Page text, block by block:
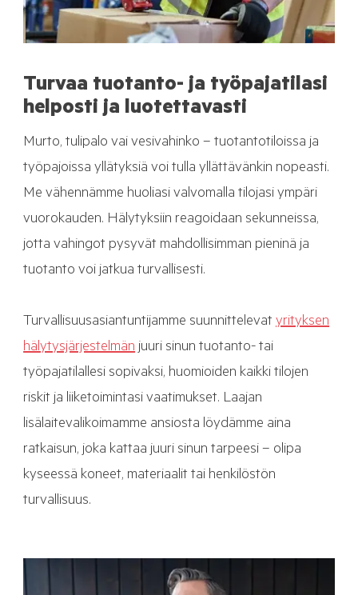
Turvaa tuotanto- ja työpajatilasi
helposti ja luotettavasti
Murto, tulipalo vai vesivahinko – tuotantotiloissa ja
työpajoissa yllätyksiä voi tulla yllättävänkin nopeasti.
Me vähennämme huoliasi valvomalla tilojasi ympäri
vuorokauden. Hälytyksiin reagoidaan sekunneissa,
jotta vahingot pysyvät mahdollisimman pieninä ja
tuotanto voi jatkua turvallisesti.
Turvallisuusasiantuntijamme suunnittelevatyrityksen
hälytysjärjestelmänjuuri sinun tuotanto- tai
työpajatilallesi sopivaksi, huomioiden kaikki tilojen
riskit ja liiketoimintasi vaatimukset. Laajan
lisälaitevalikoimamme ansiosta löydämme aina
ratkaisun, joka kattaa juuri sinun tarpeesi – olipa
kyseessä koneet, materiaalit tai henkilöstön
turvallisuus.